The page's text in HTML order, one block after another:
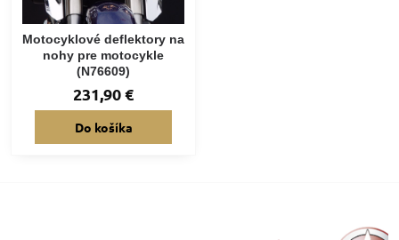
Motocyklové deflektory na
nohy pre motocykle
(N76609)
231,90 €
Do košíka